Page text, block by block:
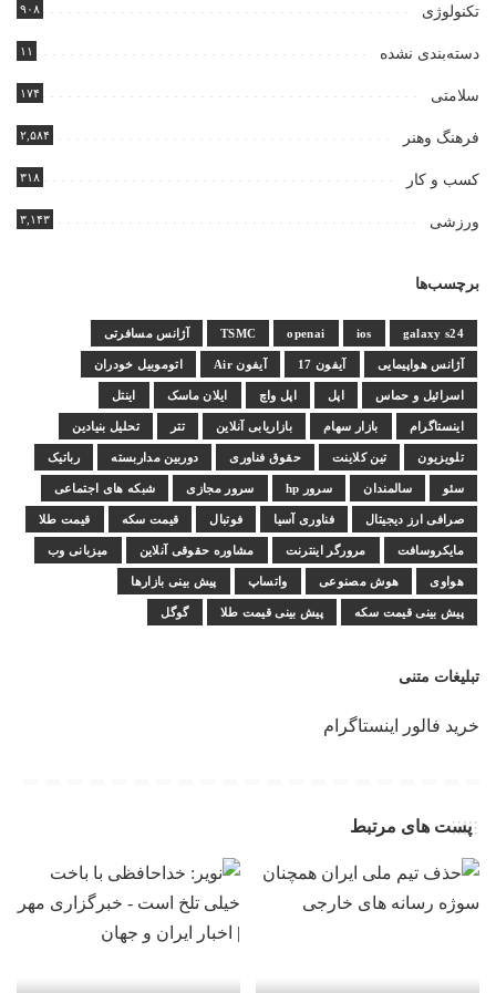
تکنولوژی ۹۰۸
دسته‌بندی نشده ۱۱
سلامتی ۱۷۴
فرهنگ وهنر ۲,۵۸۴
کسب و کار ۳۱۸
ورزشی ۳,۱۴۳
برچسب‌ها
galaxy s24
ios
openai
TSMC آژانس مسافرتی
آژانس هواپیمایی آیفون 17 آیفون Air اتوموبیل خودران
اسرائیل و حماس اپل اپل واچ ایلان ماسک اینتل
اینستاگرام بازار سهام بازاریابی آنلاین تتر تحلیل بنیادین
تلویزیون تین کلاینت حقوق فناوری دوربین مداربسته رباتیک
سئو سالمندان سرور hp سرور مجازی شبکه های اجتماعی
صرافی ارز دیجیتال فناوری آسیا فوتبال قیمت سکه قیمت طلا
مایکروسافت مرورگر اینترنت مشاوره حقوقی آنلاین میزبانی وب
هواوی هوش مصنوعی واتساپ پیش بینی بازارها
پیش بینی قیمت سکه پیش بینی قیمت طلا گوگل
تبلیغات متنی
خرید فالور اینستاگرام
پست های مرتبط